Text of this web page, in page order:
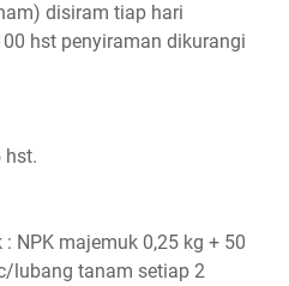
disiram tiap hari
hst penyiraman dikurangi
hst.
NPK majemuk 0,25 kg + 50
lubang tanam setiap 2